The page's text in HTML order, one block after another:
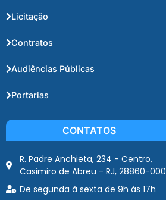
Licitação
Contratos
Audiências Públicas
Portarias
CONTATOS
R. Padre Anchieta, 234 - Centro,
Casimiro de Abreu - RJ, 28860-000
De segunda à sexta de 9h às 17h